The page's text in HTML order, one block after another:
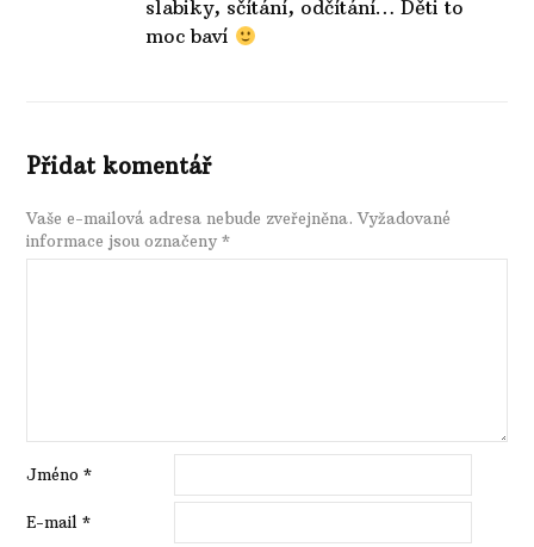
slabiky, sčítání, odčítání… Děti to
moc baví
Přidat komentář
Vaše e-mailová adresa nebude zveřejněna. Vyžadované
informace jsou označeny*
Jméno*
E-mail*